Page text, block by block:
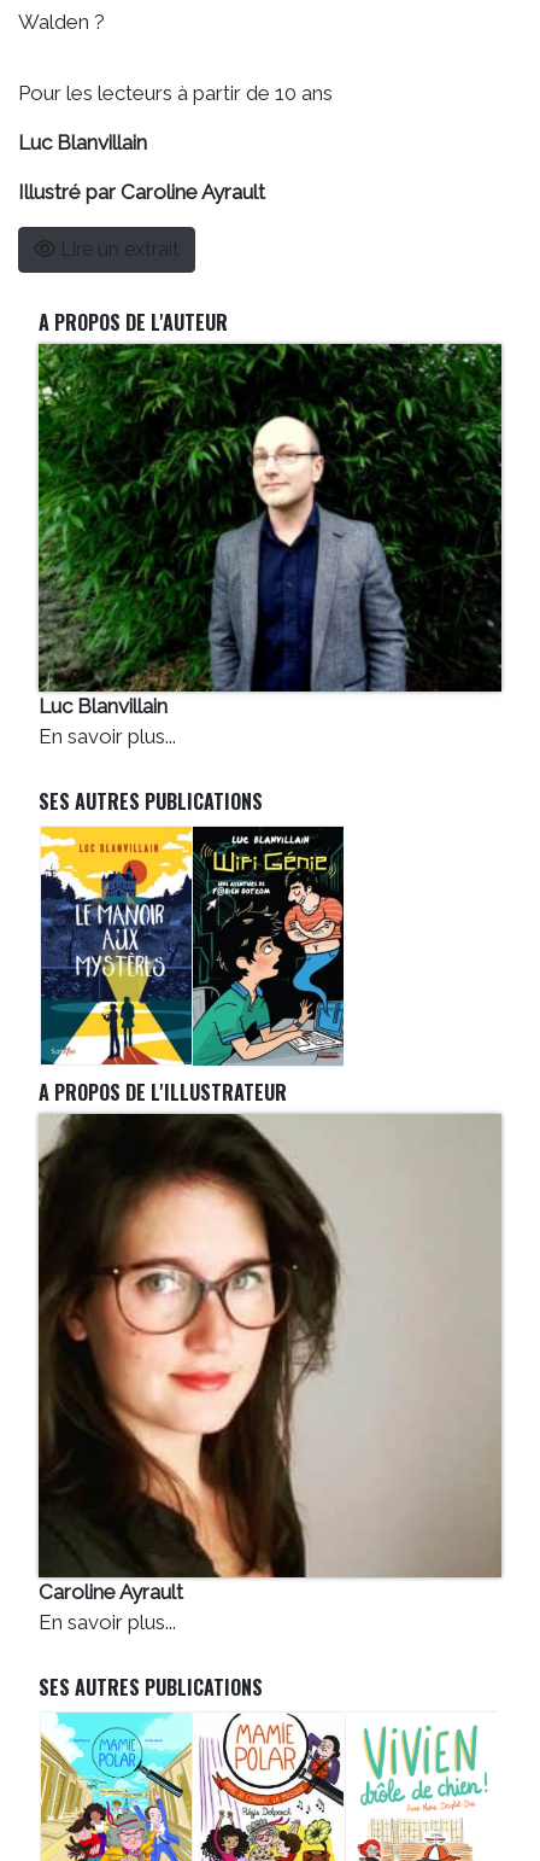
Walden ?
Pour les lecteurs à partir de 10 ans
Luc Blanvillain
Illustré par Caroline Ayrault
Lire un extrait
A PROPOS DE L'AUTEUR
Luc Blanvillain
En savoir plus...
SES AUTRES PUBLICATIONS
A PROPOS DE L'ILLUSTRATEUR
Caroline Ayrault
En savoir plus...
SES AUTRES PUBLICATIONS